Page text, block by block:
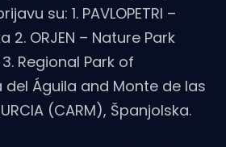
su: 1. PAVLOPETRI –
2. ORJEN – Nature Park
Regional Park of
del Águila and Monte de las
(CARM), Španjolska.